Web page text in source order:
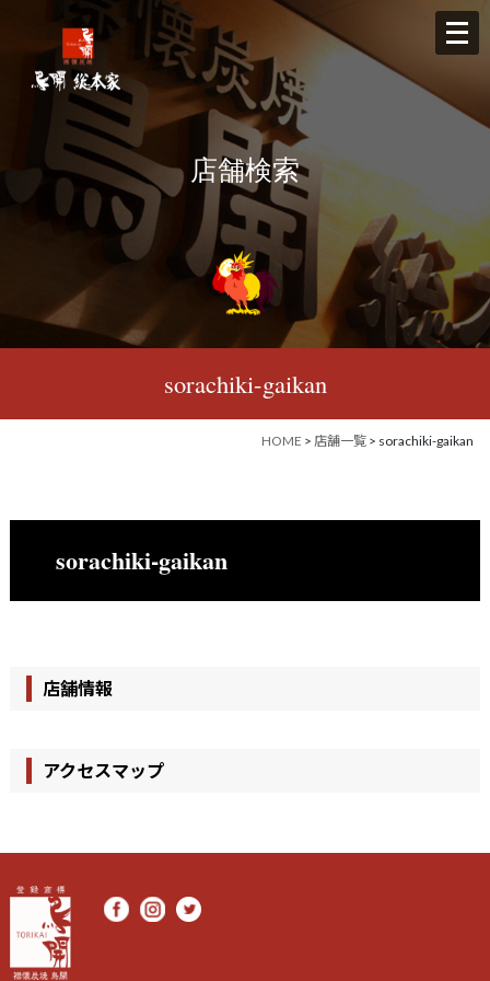
メ
ニ
ュ
く
店舗検索
sorachiki-gaikan
HOME > 店舗一覧 > sorachiki-gaikan
sorachiki-gaikan
店舗情報
アクセスマップ